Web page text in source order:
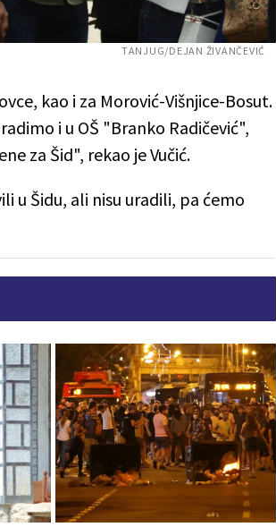
TANJUG/DEJAN ŽIVANČEVIĆ
kao i za Morović-Višnjice-Bosut.
i u OŠ "Branko Radičević",
za Šid", rekao je Vučić.
u Šidu, ali nisu uradili, pa ćemo